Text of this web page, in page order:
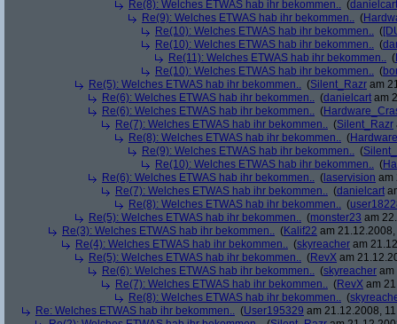
Re(8): Welches ETWAS hab ihr bekommen.. (danielcart
Re(9): Welches ETWAS hab ihr bekommen.. (
Re(10): Welches ETWAS hab ihr bekommen.. (
Re(10): Welches ETWAS hab ihr bekommen.. (
Re(11): Welches ETWAS hab ihr bekommen.. (
Re(10): Welches ETWAS hab ihr bekommen.. (
Re(5): Welches ETWAS hab ihr bekommen.. (Silent_Razr am
Re(6): Welches ETWAS hab ihr bekommen.. (danielcart am
Re(6): Welches ETWAS hab ihr bekommen.. (
Re(7): Welches ETWAS hab ihr bekommen.. (Silent_Razr
Re(8): Welches ETWAS hab ihr bekommen.. (
Re(9): Welches ETWAS hab ihr bekommen.. (
Re(10): Welches ETWAS hab ihr bekommen.. (
Re(6): Welches ETWAS hab ihr bekommen.. ( laservision am
Re(7): Welches ETWAS hab ihr bekommen.. (danielcart
Re(8): Welches ETWAS hab ihr bekommen.. (
Re(5): Welches ETWAS hab ihr bekommen.. (monster23 am
Re(3): Welches ETWAS hab ihr bekommen.. (Kalif22 am
Re(4): Welches ETWAS hab ihr bekommen.. (skyreacher am
Re(5): Welches ETWAS hab ihr bekommen.. (RevX am
Re(6): Welches ETWAS hab ihr bekommen.. (skyreacher am
Re(7): Welches ETWAS hab ihr bekommen.. (RevX am
Re(8): Welches ETWAS hab ihr bekommen.. (
Re: Welches ETWAS hab ihr bekommen.. (User195329 am 21.12.2008,